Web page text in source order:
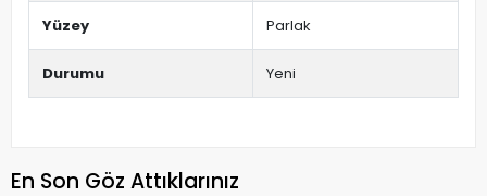
Yüzey Parlak
Durumu Yeni
En Son Göz Attıklarınız